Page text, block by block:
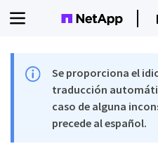
Se proporciona el
traducción
caso de alguna
precede al español.